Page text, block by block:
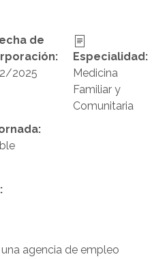
de
2025
Especialidad:
Medicina
Familiar y
Comunitaria
agencia de empleo